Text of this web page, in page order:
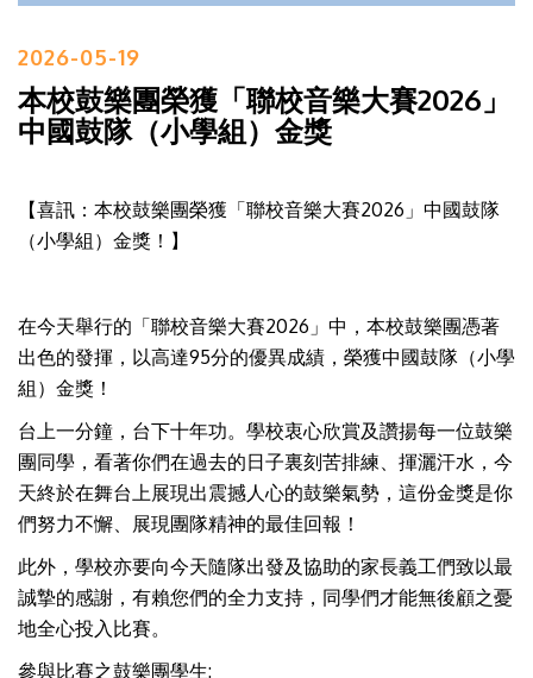
2026-05-19
本校鼓樂團榮獲「聯校音樂大賽2026」
中國鼓隊（小學組）金獎
【喜訊：本校鼓樂團榮獲「聯校音樂大賽2026」中國鼓隊
（小學組）金獎！】
在今天舉行的「聯校音樂大賽2026」中，本校鼓樂團憑著
出色的發揮，以高達95分的優異成績，榮獲中國鼓隊（小學
組）金獎！
台上一分鐘，台下十年功。學校衷心欣賞及讚揚每一位鼓樂
團同學，看著你們在過去的日子裏刻苦排練、揮灑汗水，今
天終於在舞台上展現出震撼人心的鼓樂氣勢，這份金獎是你
們努力不懈、展現團隊精神的最佳回報！
此外，學校亦要向今天隨隊出發及協助的家長義工們致以最
誠摯的感謝，有賴您們的全力支持，同學們才能無後顧之憂
地全心投入比賽。
參與比賽之鼓樂團學生: